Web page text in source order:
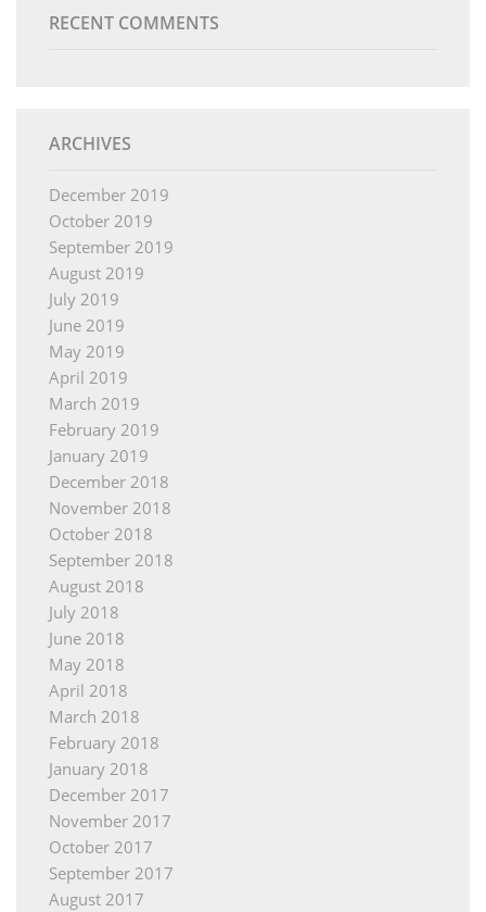
RECENT COMMENTS
ARCHIVES
December 2019
October 2019
September 2019
August 2019
July 2019
June 2019
May 2019
April 2019
March 2019
February 2019
January 2019
December 2018
November 2018
October 2018
September 2018
August 2018
July 2018
June 2018
May 2018
April 2018
March 2018
February 2018
January 2018
December 2017
November 2017
October 2017
September 2017
August 2017